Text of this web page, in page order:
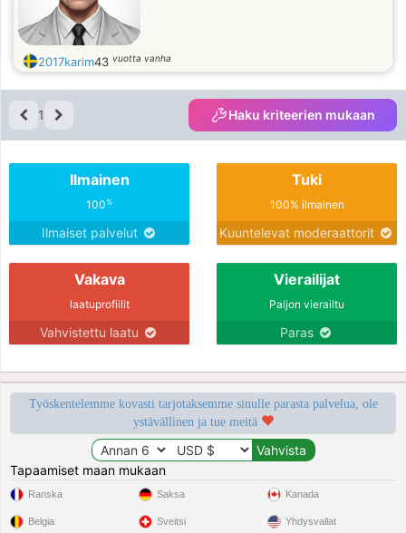
2017karim43 vuotta vanha
1 Haku kriteerien mukaan
Ilmainen
100%
Ilmaiset palvelut
Tuki
100% ilmainen
Kuuntelevat moderaattorit
Vakava
laatuprofiilit
Vahvistettu laatu
Vierailijat
Paljon vierailtu
Paras
Työskentelemme kovasti tarjotaksemme sinulle parasta palvelua, ole
ystävällinen ja tue meitä
Tapaamiset maan mukaan
Ranska
Belgia
Saksa
Sveitsi
Kanada
Yhdysvallat